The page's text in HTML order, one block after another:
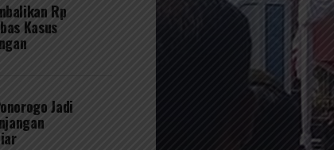
Rp
Kasus
Jadi